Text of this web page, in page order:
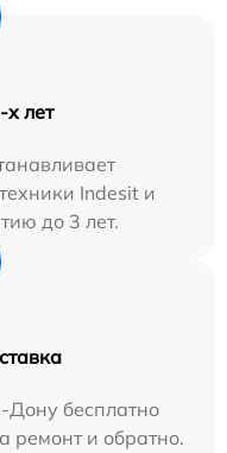
х лет
Indesit и
до 3 лет.
Дону бесплатно
ремонт и обратно.